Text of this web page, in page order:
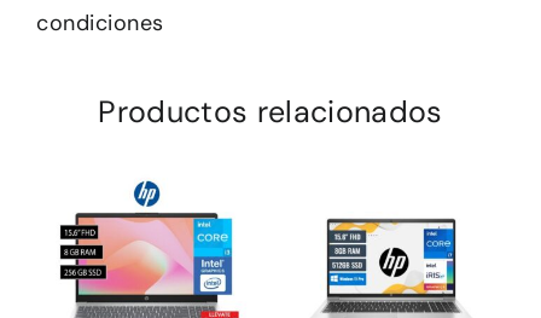
condiciones
Productos relacionados